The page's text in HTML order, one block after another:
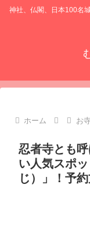
神社、仏閣、日本100名
ホーム お
忍者寺とも
い人気スポ
じ）」！予